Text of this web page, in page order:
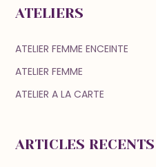
ATELIERS
ATELIER FEMME ENCEINTE
ATELIER FEMME
ATELIER A LA CARTE
ARTICLES RECENTS